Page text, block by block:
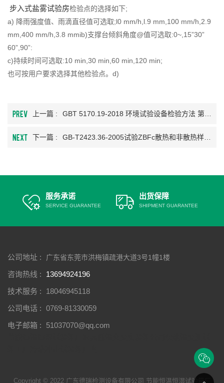
步入式盐雾试验房检验点的选择如下;
a) 降雨强度值、雨滴直径值可选取;l0 mm/h,l.9 mm,100 mm/h,2.9
mm,400 mm/h,3.8 mmib)支撑台倾斜角度@值可选取:0~,15”30”
60”,90”:
c)持续时间可选取:10 min,30 min,60 min,120 min;
也可按用户要求选择其他检验点。d)
PREV 上一篇 :
NEXT 下一篇 :
服务承诺
SERVICE GUARANTEE
出货保障
SHIPMENT GUARANTEE
公司地址 : 广东省东莞市洪梅镇疏港大道3号1幢1楼
咨询热线 :
13694924196
技术服务 :
18046945118
公司电话 : 0769-81330059
电子邮箱 :
51037070@qq.com
Copyright © 2022 广东德瑞检测设备有限公司 节能恒温恒湿试验箱厂